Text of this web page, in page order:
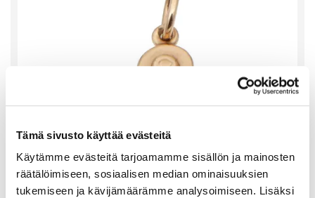
Tämä sivusto käyttää evästeitä
Käytämme evästeitä tarjoamamme sisällön ja mainosten
räätälöimiseen, sosiaalisen median ominaisuuksien
tukemiseen ja kävijämäärämme analysoimiseen. Lisäksi